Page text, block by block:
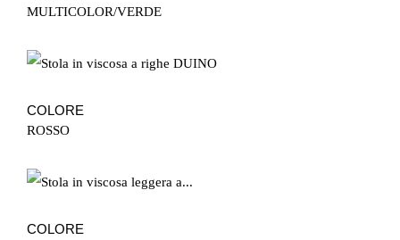
MULTICOLOR/VERDE
COLORE
ROSSO
COLORE